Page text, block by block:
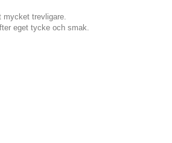
mycket trevligare.
eget tycke och smak.